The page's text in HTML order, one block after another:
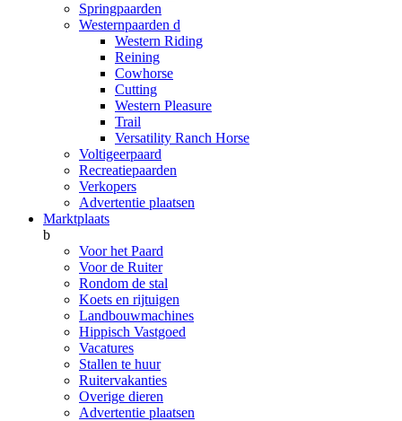
Springpaarden
Westernpaarden d
Western Riding
Reining
Cowhorse
Cutting
Western Pleasure
Trail
Versatility Ranch Horse
Voltigeerpaard
Recreatiepaarden
Verkopers
Advertentie plaatsen
Marktplaats
b
Voor het Paard
Voor de Ruiter
Rondom de stal
Koets en rijtuigen
Landbouwmachines
Hippisch Vastgoed
Vacatures
Stallen te huur
Ruitervakanties
Overige dieren
Advertentie plaatsen